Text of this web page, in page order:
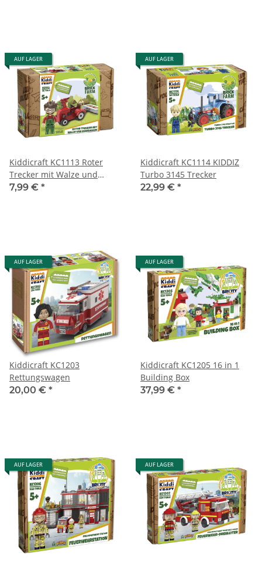
AUF LAGER
Kiddicraft KC1113 Roter
Trecker mit Walze und
Mähbalken
7,99 € *
AUF LAGER
Kiddicraft KC1114 KIDDIZ
Turbo 3145 Trecker
22,99 € *
AUF LAGER
Kiddicraft KC1203
Rettungswagen
20,00 € *
AUF LAGER
Kiddicraft KC1205 16 in 1
Building Box
37,99 € *
AUF LAGER AUF LAGER